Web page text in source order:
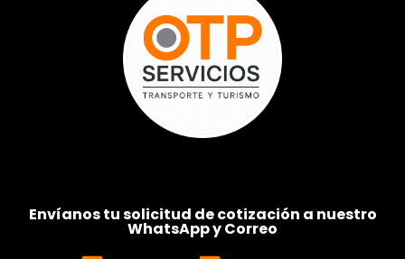
Envíanos tu solicitud de cotización a nuestro
WhatsApp y Correo